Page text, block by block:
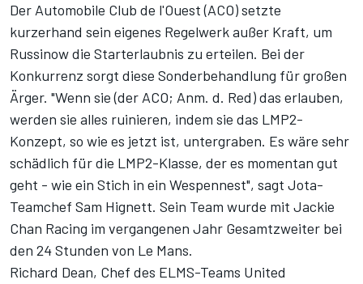
Der Automobile Club de l'Ouest (ACO) setzte
kurzerhand sein eigenes Regelwerk außer Kraft, um
Russinow die Starterlaubnis zu erteilen. Bei der
Konkurrenz sorgt diese Sonderbehandlung für großen
Ärger. "Wenn sie (der ACO; Anm. d. Red) das erlauben,
werden sie alles ruinieren, indem sie das LMP2-
Konzept, so wie es jetzt ist, untergraben. Es wäre sehr
schädlich für die LMP2-Klasse, der es momentan gut
geht - wie ein Stich in ein Wespennest", sagt Jota-
Teamchef Sam Hignett. Sein Team wurde mit Jackie
Chan Racing im vergangenen Jahr Gesamtzweiter bei
den 24 Stunden von Le Mans.
Richard Dean, Chef des ELMS-Teams United